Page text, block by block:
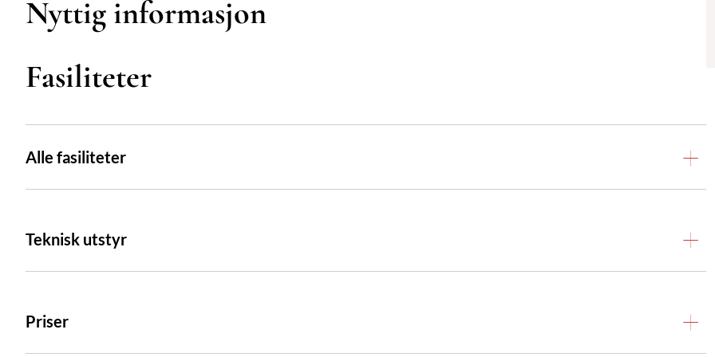
Nyttig informasjon
Fasiliteter
Alle fasiliteter
Teknisk utstyr
Priser